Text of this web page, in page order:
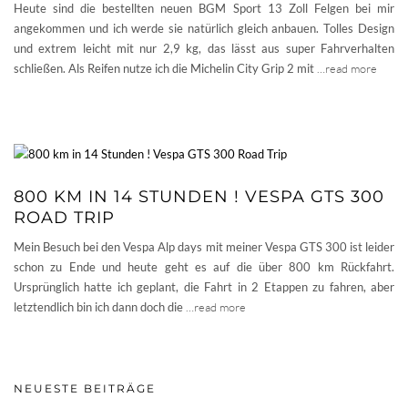
Heute sind die bestellten neuen BGM Sport 13 Zoll Felgen bei mir
angekommen und ich werde sie natürlich gleich anbauen. Tolles Design
und extrem leicht mit nur 2,9 kg, das lässt aus super Fahrverhalten
schließen. Als Reifen nutze ich die Michelin City Grip 2 mit
…read more
800 KM IN 14 STUNDEN ! VESPA GTS 300
ROAD TRIP
Mein Besuch bei den Vespa Alp days mit meiner Vespa GTS 300 ist leider
schon zu Ende und heute geht es auf die über 800 km Rückfahrt.
Ursprünglich hatte ich geplant, die Fahrt in 2 Etappen zu fahren, aber
letztendlich bin ich dann doch die
…read more
NEUESTE BEITRÄGE